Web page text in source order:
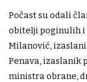
Počast su odali
obitelji poginulih i
Milanović,
Penava, izaslanik
ministra obrane,